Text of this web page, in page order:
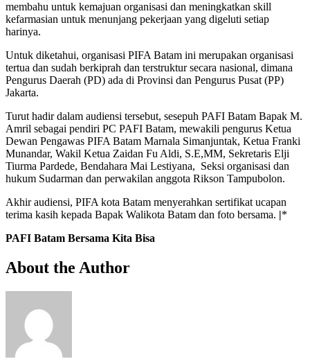
membahu untuk kemajuan organisasi dan meningkatkan skill
kefarmasian untuk menunjang pekerjaan yang digeluti setiap
harinya.
Untuk diketahui, organisasi PIFA Batam ini merupakan organisasi
tertua dan sudah berkiprah dan terstruktur secara nasional, dimana
Pengurus Daerah (PD) ada di Provinsi dan Pengurus Pusat (PP)
Jakarta.
Turut hadir dalam audiensi tersebut, sesepuh PAFI Batam Bapak M.
Amril sebagai pendiri PC PAFI Batam, mewakili pengurus Ketua
Dewan Pengawas PIFA Batam Marnala Simanjuntak, Ketua Franki
Munandar, Wakil Ketua Zaidan Fu Aldi, S.E,MM, Sekretaris Elji
Tiurma Pardede, Bendahara Mai Lestiyana, Seksi organisasi dan
hukum Sudarman dan perwakilan anggota Rikson Tampubolon.
Akhir audiensi, PIFA kota Batam menyerahkan sertifikat ucapan
terima kasih kepada Bapak Walikota Batam dan foto bersama. |*
PAFI Batam Bersama Kita Bisa
About the Author